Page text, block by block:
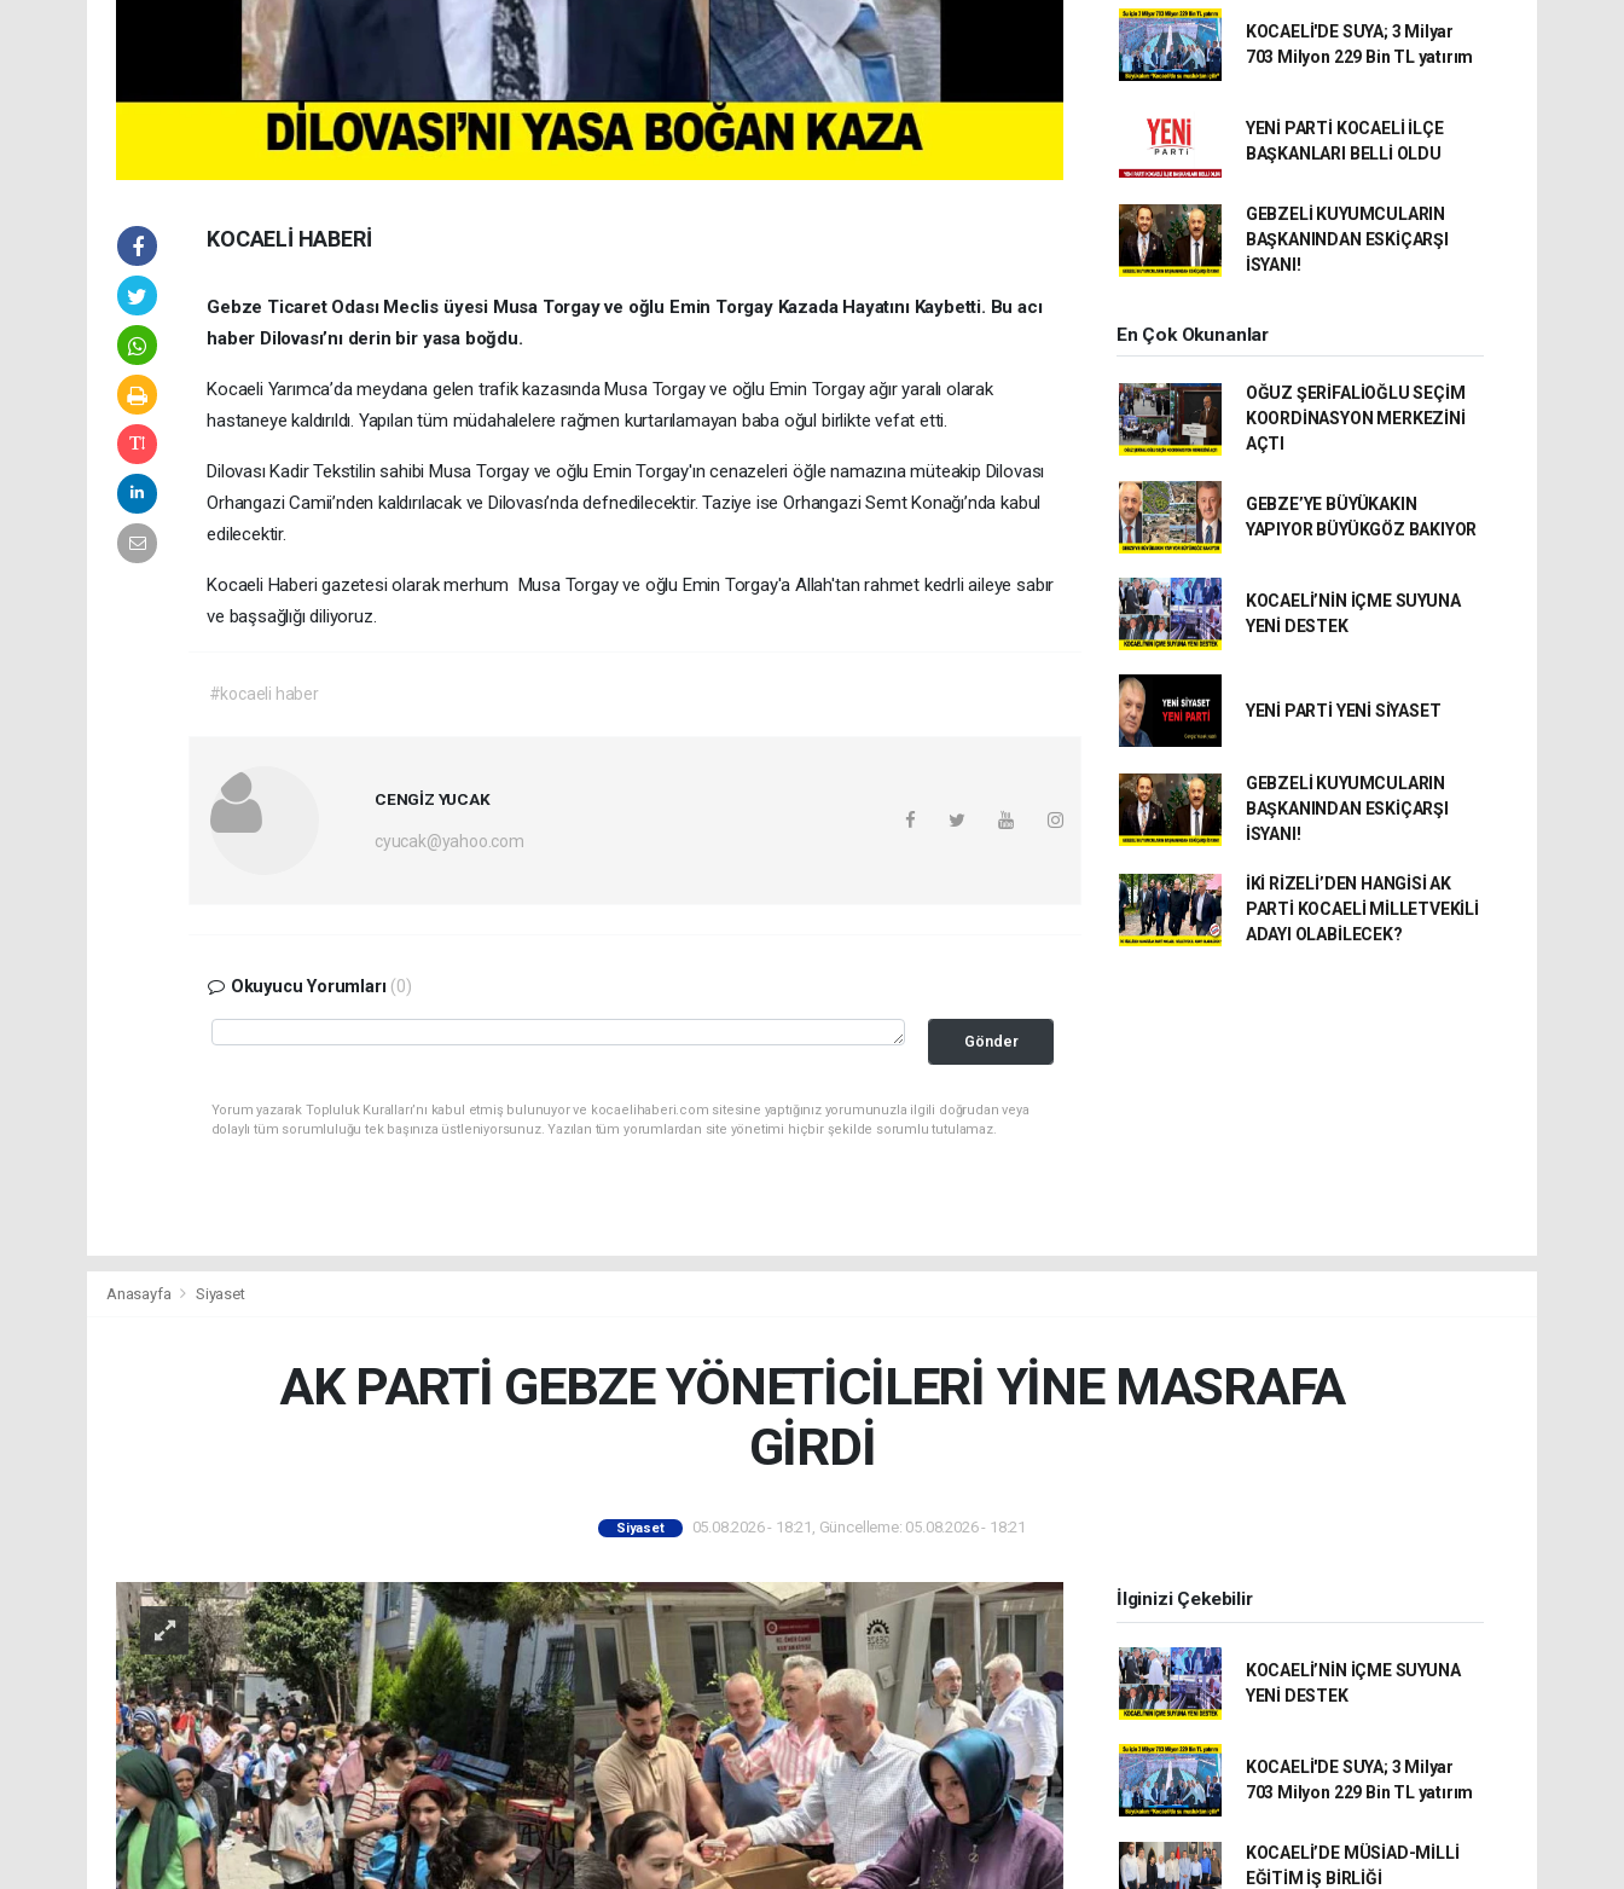
KOCAELİ HABERİ
Gebze Ticaret Odası Meclis üyesi Musa Torgay ve oğlu Emin Torgay Kazada Hayatını Kaybetti. Bu acı
haber Dilovası’nı derin bir yasa boğdu.
Kocaeli Yarımca’da meydana gelen trafik kazasında Musa Torgay ve oğlu Emin Torgay ağır yaralı olarak
hastaneye kaldırıldı. Yapılan tüm müdahalelere rağmen kurtarılamayan baba oğul birlikte vefat etti.
Dilovası Kadir Tekstilin sahibi Musa Torgay ve oğlu Emin Torgay'ın cenazeleri öğle namazına müteakip Dilovası
Orhangazi Camii’nden kaldırılacak ve Dilovası’nda defnedilecektir. Taziye ise Orhangazi Semt Konağı’nda kabul
edilecektir.
Kocaeli Haberi gazetesi olarak merhum Musa Torgay ve oğlu Emin Torgay'a Allah'tan rahmet kedrli aileye sabır
ve başsağlığı diliyoruz.
#kocaeli haber
CENGİZ YUCAK
cyucak@yahoo.com
Okuyucu Yorumları (0)
Gönder
Yorum yazarak Topluluk Kuralları’nı kabul etmiş bulunuyor ve kocaelihaberi.com sitesine yaptığınız yorumunuzla ilgili doğrudan veya
dolaylı tüm sorumluluğu tek başınıza üstleniyorsunuz. Yazılan tüm yorumlardan site yönetimi hiçbir şekilde sorumlu tutulamaz.
KOCAELİ'DE SUYA; 3 Milyar
703 Milyon 229 Bin TL yatırım
YENİ PARTİ KOCAELİ İLÇE
BAŞKANLARI BELLİ OLDU
GEBZELİ KUYUMCULARIN
BAŞKANINDAN ESKİÇARŞI
İSYANI!
En Çok Okunanlar
OĞUZ ŞERİFALİOĞLU SEÇİM
KOORDİNASYON MERKEZİNİ
AÇTI
GEBZE’YE BÜYÜKAKIN
YAPIYOR BÜYÜKGÖZ BAKIYOR
KOCAELİ’NİN İÇME SUYUNA
YENİ DESTEK
YENİ PARTİ YENİ SİYASET
GEBZELİ KUYUMCULARIN
BAŞKANINDAN ESKİÇARŞI
İSYANI!
İKİ RİZELİ’DEN HANGİSİ AK
PARTİ KOCAELİ MİLLETVEKİLİ
ADAYI OLABİLECEK?
Anasayfa Siyaset
AK PARTİ GEBZE YÖNETİCİLERİ YİNE MASRAFA
GİRDİ
Siyaset 05.08.2026 - 18:21, Güncelleme: 05.08.2026 - 18:21
İlginizi Çekebilir
KOCAELİ’NİN İÇME SUYUNA
YENİ DESTEK
KOCAELİ'DE SUYA; 3 Milyar
703 Milyon 229 Bin TL yatırım
KOCAELİ’DE MÜSİAD-MİLLİ
EĞİTİM İŞ BİRLİĞİ